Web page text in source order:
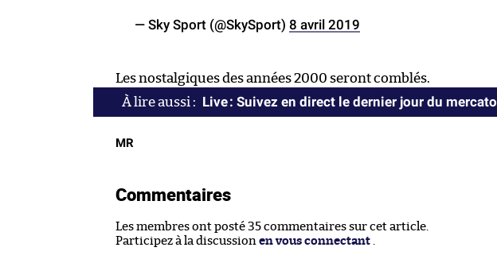
— Sky Sport (@SkySport) 8 avril 2019
Les nostalgiques des années 2000 seront comblés.
Live : Suivez en direct le dernier jour du mercato
MR
Commentaires
Les membres ont posté 35 commentaires sur cet article.
Participez à la discussion en vous connectant .